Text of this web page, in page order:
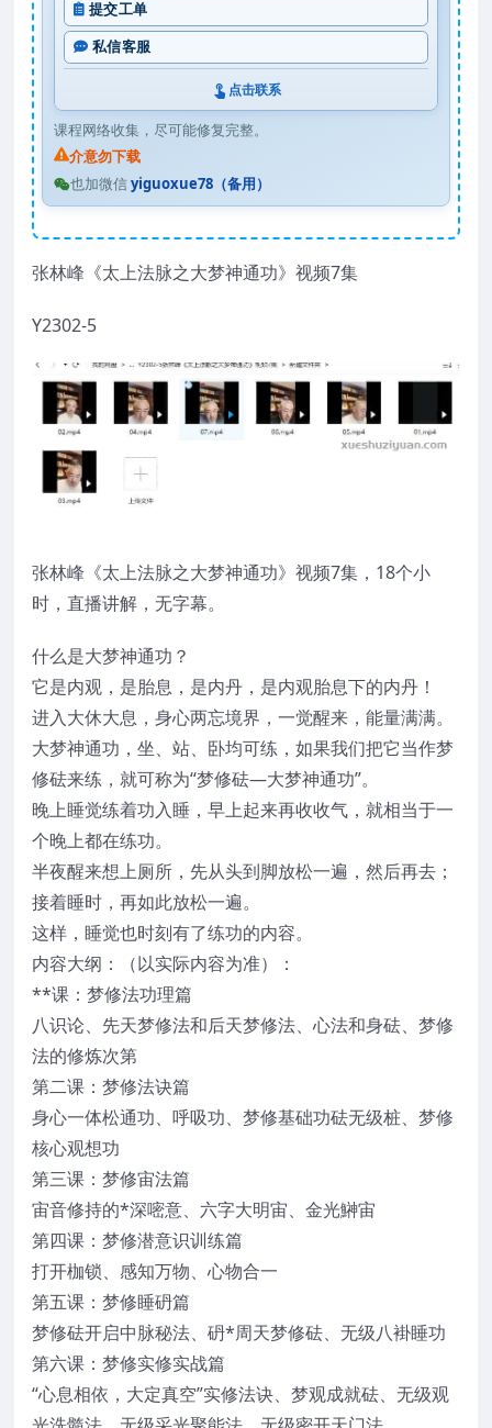
提交工单
私信客服
点击联系
课程网络收集，尽可能修复完整。
介意勿下载
也加微信yiguoxue78（备用）
张林峰《太上法脉之大梦神通功》视频7集
Y2302-5
张林峰《太上法脉之大梦神通功》视频7集，18个小
时，直播讲解，无字幕。
什么是大梦神通功？
它是内观，是胎息，是内丹，是内观胎息下的内丹！
进入大休大息，身心两忘境界，一觉醒来，能量满满。
大梦神通功，坐、站、卧均可练，如果我们把它当作梦
修砝来练，就可称为“梦修砝—大梦神通功”。
晚上睡觉练着功入睡，早上起来再收收气，就相当于一
个晚上都在练功。
半夜醒来想上厕所，先从头到脚放松一遍，然后再去；
接着睡时，再如此放松一遍。
这样，睡觉也时刻有了练功的内容。
内容大纲：（以实际内容为准）：
**课：梦修法功理篇
八识论、先天梦修法和后天梦修法、心法和身砝、梦修
法的修炼次第
第二课：梦修法诀篇
身心一体松通功、呼吸功、梦修基础功砝无级桩、梦修
核心观想功
第三课：梦修宙法篇
宙音修持的*深嘧意、六字大明宙、金光鰰宙
第四课：梦修潜意识训练篇
打开枷锁、感知万物、心物合一
第五课：梦修睡砃篇
梦修砝开启中脉秘法、砃*周天梦修砝、无级八褂睡功
第六课：梦修实修实战篇
“心息相依，大定真空”实修法诀、梦观成就砝、无级观